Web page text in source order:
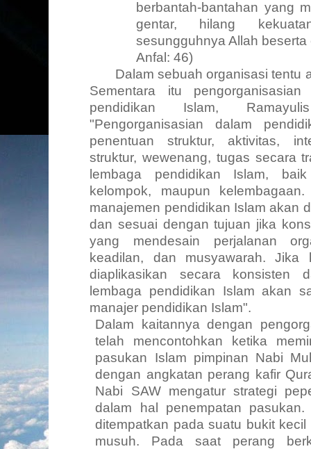
berbantah-bantahan yang
gentar, hilang
sesungguhnya Allah
Anfal: 46)
Dalam sebuah organisasi tentu
Sementara itu
pendidikan Islam,
"Pengorganisasian dalam
penentuan struktur, aktivitas,
struktur, wewenang, tugas secara
lembaga pendidikan Islam,
kelompok, maupun
manajemen pendidikan Islam akan
dan sesuai dengan tujuan jika
yang mendesain perjalanan
keadilan, dan musyawarah.
diaplikasikan secara konsisten
lembaga pendidikan Islam akan
manajer pendidikan Islam".
Dalam kaitannya dengan
telah mencontohkan ketika
pasukan Islam pimpinan Nabi
dengan angkatan perang kafir
Nabi SAW mengatur strategi
dalam hal penempatan
ditempatkan pada suatu bukit
musuh. Pada saat perang